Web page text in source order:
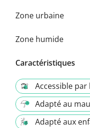
Zone urbaine
Zone humide
Caractéristiques
Accessible
Adapté au
Adapté aux